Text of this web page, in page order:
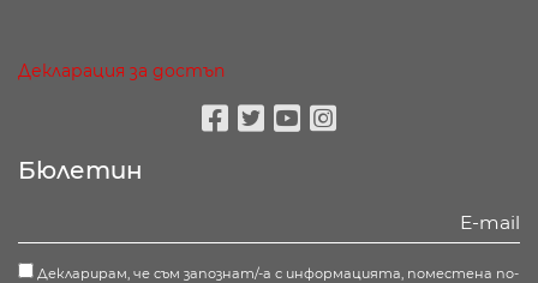
Декларация за достъп
Бюлетин
Декларирам, че съм запознат/-а с информацията, поместена по-